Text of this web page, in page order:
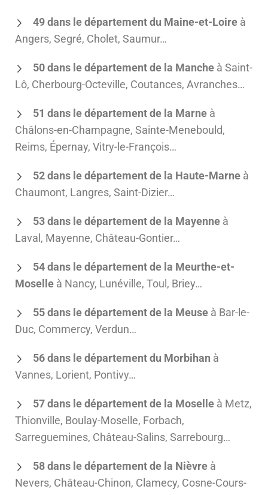
49 dans le département du Maine-et-Loire à
Angers, Segré, Cholet, Saumur…
50 dans le département de la Manche à Saint-
Lô, Cherbourg-Octeville, Coutances, Avranches…
51 dans le département de la Marne à
Châlons-en-Champagne, Sainte-Menebould,
Reims, Épernay, Vitry-le-François…
52 dans le département de la Haute-Marne à
Chaumont, Langres, Saint-Dizier…
53 dans le département de la Mayenne à
Laval, Mayenne, Château-Gontier…
54 dans le département de la Meurthe-et-
Moselle à Nancy, Lunéville, Toul, Briey…
55 dans le département de la Meuse à Bar-le-
Duc, Commercy, Verdun…
56 dans le département du Morbihan à
Vannes, Lorient, Pontivy…
57 dans le département de la Moselle à Metz,
Thionville, Boulay-Moselle, Forbach,
Sarreguemines, Château-Salins, Sarrebourg…
58 dans le département de la Nièvre à
Nevers, Château-Chinon, Clamecy, Cosne-Cours-